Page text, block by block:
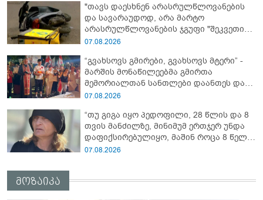
"თავს დაესხნენ არასრულწლოვანების
და სავარაუდოდ, არა მარტო
არასრულწლოვანების ჯგუფი "შეკვეთის
მიტანისას, "გლოვოს" კურიერია
ადვოკატი?
07.08.2026
“გვახსოვს გმირები, გვახსოვს მტერი” -
მარშის მონაწილეებმა გმირთა
მემორიალთან სანთლები დაანთეს და
გმირების ხსოვნას პატივი მიაგეს
07.08.2026
“თუ გიგა იყო პედოფილი, 28 წლის და 8
თვის მანძილზე, მინიმუმ ერთჯერ უნდა
დაფიქსირებულიყო, მაშინ როცა 8 წელი
ამზადებდა მოსწავლეებს! - იპოვონ ერთი
07.08.2026
მოზაიკა